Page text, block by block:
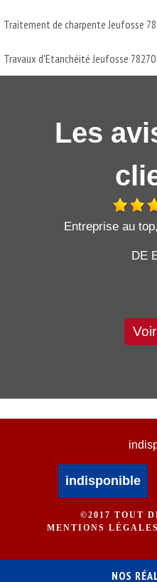
NOS
Traitement de charpente Jeufosse
Travaux d'Etanchéité Jeufosse 78270
Les
Entreprise au
DE
indisponible
©2017 TOUT
MENTIONS LÉGALES